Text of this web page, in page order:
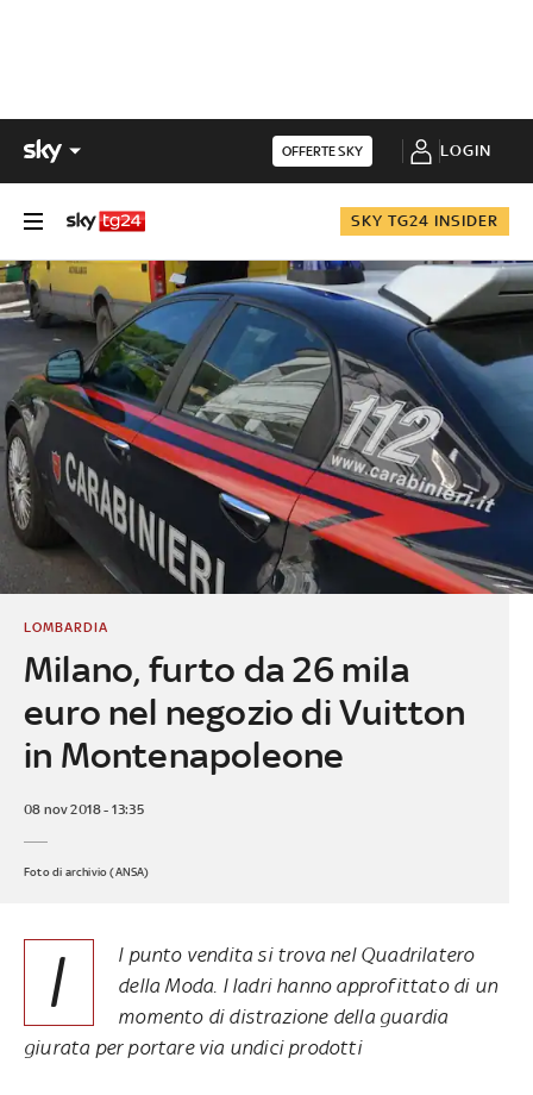
OFFERTE SKY LOGIN
SKY TG24 INSIDER
Milano, furto da 26 mila
euro nel negozio di Vuitton
in Montenapoleone
LOMBARDIA
08 nov 2018 - 13:35
Foto di archivio (ANSA)
I
l punto vendita si trova nel Quadrilatero
della Moda. I ladri hanno approfittato di un
momento di distrazione della guardia
giurata per portare via undici prodotti